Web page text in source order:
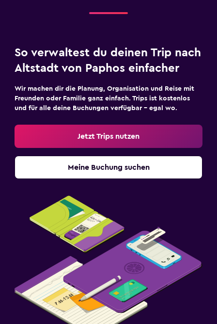
So verwaltest du deinen Trip nach
Altstadt von Paphos einfacher
Wir machen dir die Planung, Organisation und Reise mit
Freunden oder Familie ganz einfach. Trips ist kostenlos
und für alle deine Buchungen verfügbar – egal wo.
Jetzt Trips nutzen
Meine Buchung suchen